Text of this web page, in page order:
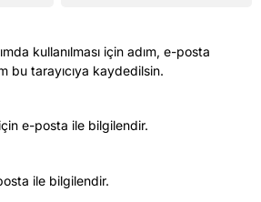
kullanılması için adım, e-posta
bu tarayıcıya kaydedilsin.
e-posta ile bilgilendir.
ile bilgilendir.